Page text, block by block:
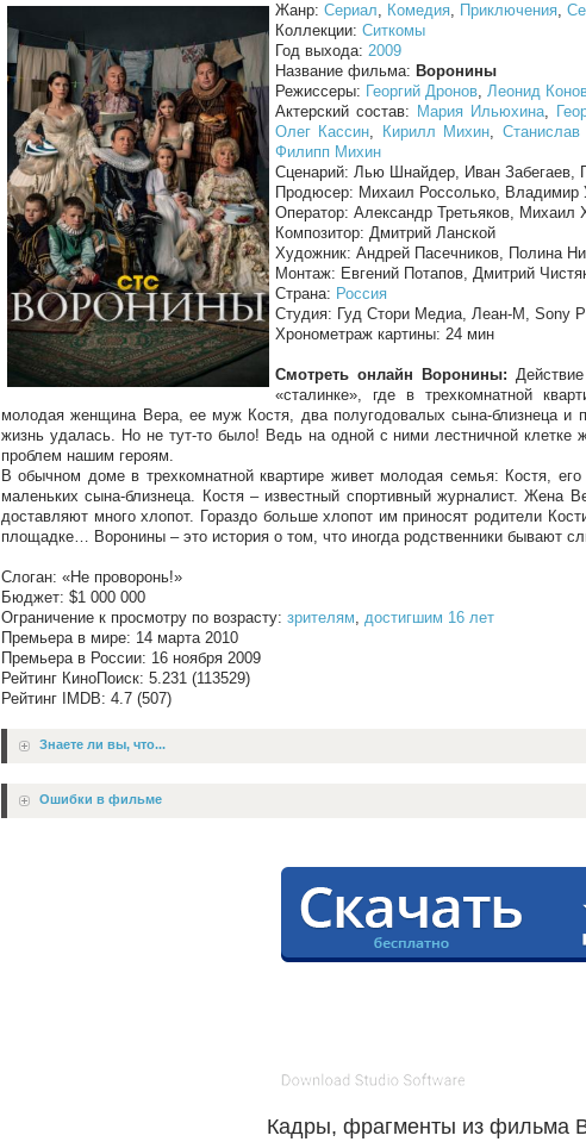
Жанр: Сериал, Комедия, Приключения,
Коллекции: Ситкомы
Год выхода: 2009
Название фильма: Воронины
Режиссеры: Георгий Дронов, Леонид
Актерский состав: Мария Ильюхина,
Олег Кассин, Кирилл Михин,
Филипп Михин
Сценарий: Лью Шнайдер, Иван Забегаев,
Продюсер: Михаил Россолько, Владимир
Оператор: Александр Третьяков, Михаил
Композитор: Дмитрий Ланской
Художник: Андрей Пасечников, Полина
Монтаж: Евгений Потапов, Дмитрий
Страна: Россия
Студия: Гуд Стори Медиа, Леан-М, Sony
Хронометраж картины: 24 мин
Смотреть онлайн Воронины:
«сталинке», где в трехкомнатной
молодая женщина Вера, ее муж Костя, два полугодовалых сына-близнеца и
жизнь удалась. Но не тут-то было! Ведь на одной с ними лестничной клетке
проблем нашим героям.
В обычном доме в трехкомнатной квартире живет молодая семья: Костя,
маленьких сына-близнеца. Костя – известный спортивный журналист. Жена
доставляют много хлопот. Гораздо больше хлопот им приносят родители
площадке… Воронины – это история о том, что иногда родственники бывают
Слоган: «Не проворонь!»
Бюджет: $1 000 000
Ограничение к просмотру по возрасту: зрителям, достигшим 16 лет
Премьера в мире: 14 марта 2010
Премьера в России: 16 ноября 2009
Рейтинг КиноПоиск: 5.231 (113529)
Рейтинг IMDB: 4.7 (507)
Знаете ли вы, что...
Ошибки в фильме
Кадры, фрагменты из фильма